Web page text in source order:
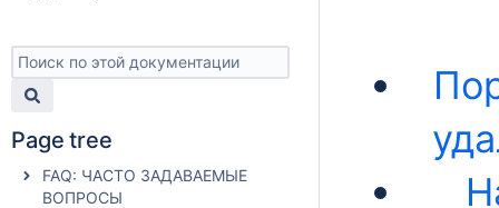
Page tree
FAQ: ЧАСТО ЗАДАВАЕМЫЕ
ВОПРОСЫ